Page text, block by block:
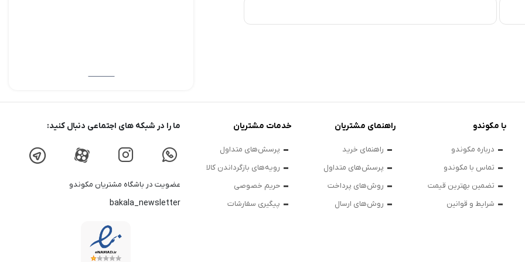
با مکوندو
درباره مکوندو
تماس با مکوندو
تضمین بهترین قیمت
شرایط و قوانین
راهنمای مشتریان
راهنمای خرید
پرسش‌های متداول
روش‌های پرداخت
روش‌های ارسال
خدمات مشتریان
پرسش‌های متداول
رویه‌های بازگرداندن کالا
حریم خصوصی
پیگیری سفارشات
ما را در شبکه های اجتماعی دنبال کنید:
عضویت در باشگاه مشتریان مکوندو
bakala_newsletter